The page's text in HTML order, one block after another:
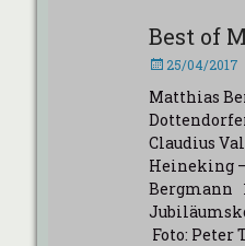
Best of
Veröffentlicht
25/04/2017
Matthias
Claudius
Heineking
Bergmann
Foto: Peter